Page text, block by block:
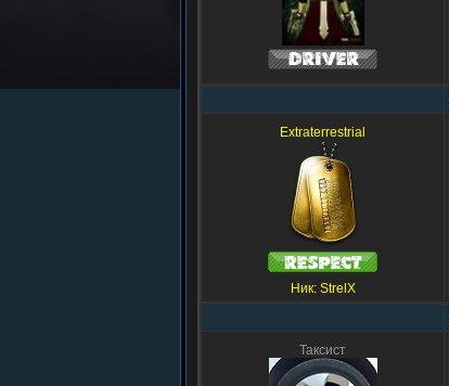
Extraterrestrial
Ник: StrelX
Таксист